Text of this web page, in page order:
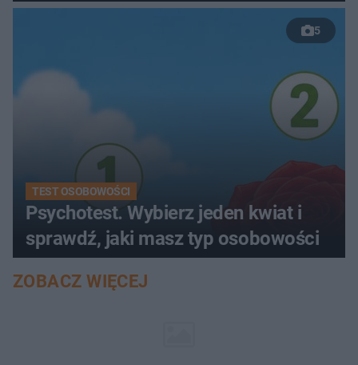
5
TEST OSOBOWOŚCI
Psychotest. Wybierz jeden kwiat i
sprawdź, jaki masz typ osobowości
ZOBACZ WIĘCEJ